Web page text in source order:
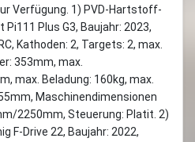
Verfügung. 1) PVD-Hartstoff-
Plus G3, Baujahr: 2023,
Kathoden: 2, Targets: 2, max.
353mm, max.
max. Beladung: 160kg, max.
Maschinendimensionen
2250mm, Steuerung: Platit. 2)
F-Drive 22, Baujahr: 2022,